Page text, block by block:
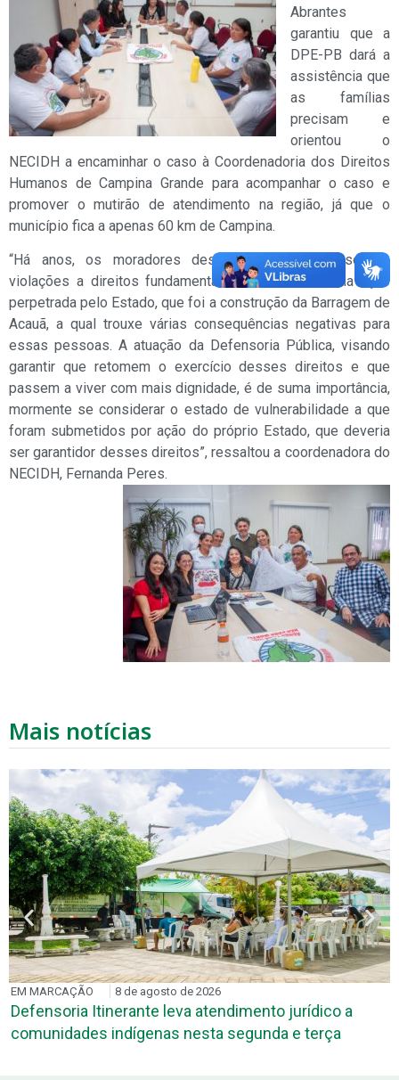
Abrantes
garantiu que a
DPE-PB dará a
assistência que
as famílias
precisam e
orientou o
NECIDH a encaminhar o caso à Coordenadoria dos Direitos
Humanos de Campina Grande para acompanhar o caso e
promover o mutirão de atendimento na região, já que o
município fica a apenas 60 km de Campina.
“Há anos, os moradores dessas comunidades sofrem
violações a direitos fundamentais em razão de uma ação
perpetrada pelo Estado, que foi a construção da Barragem de
Acauã, a qual trouxe várias consequências negativas para
essas pessoas. A atuação da Defensoria Pública, visando
garantir que retomem o exercício desses direitos e que
passem a viver com mais dignidade, é de suma importância,
mormente se considerar o estado de vulnerabilidade a que
foram submetidos por ação do próprio Estado, que deveria
ser garantidor desses direitos”, ressaltou a coordenadora do
NECIDH, Fernanda Peres.
Mais notícias
EM MARCAÇÃO 8 de agosto de 2026
Defensoria Itinerante leva atendimento jurídico a
comunidades indígenas nesta segunda e terça